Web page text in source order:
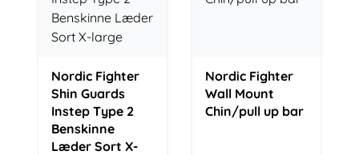
Nordic Fighter
Shin Guards
Instep Type 2
Benskinne
Læder Sort X-
Nordic Fighter
Wall Mount
Chin/pull up bar